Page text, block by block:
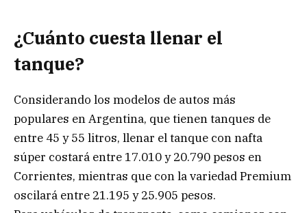
¿Cuánto cuesta llenar el
tanque?
Considerando los modelos de autos más
populares en Argentina, que tienen tanques de
entre 45 y 55 litros, llenar el tanque con nafta
súper costará entre 17.010 y 20.790 pesos en
Corrientes, mientras que con la variedad Premium
oscilará entre 21.195 y 25.905 pesos.